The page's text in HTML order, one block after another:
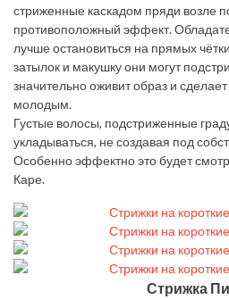
стриженные каскадом пряди возле
противоположный эффект.
лучше остановиться на прямых
затылок и макушку они могут
значительно оживит образ и
молодым.
Густые волосы, подстриженные
укладываться, не создавая под
Особенно эффектно это будет
Каре.
Стрижка